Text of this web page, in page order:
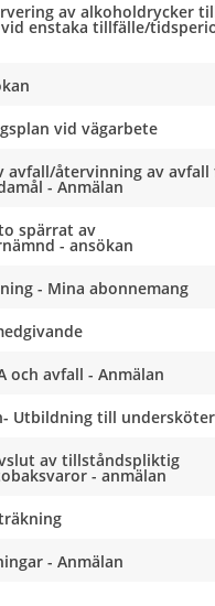
av alkoholdrycker
enstaka tillfälle/
vid vägarbete
avfall/återvinning av avfall
- Anmälan
spärrat av
- ansökan
- Mina abonnemang
och avfall - Anmälan
Utbildning till
av tillståndspliktig
- anmälan
- Anmälan